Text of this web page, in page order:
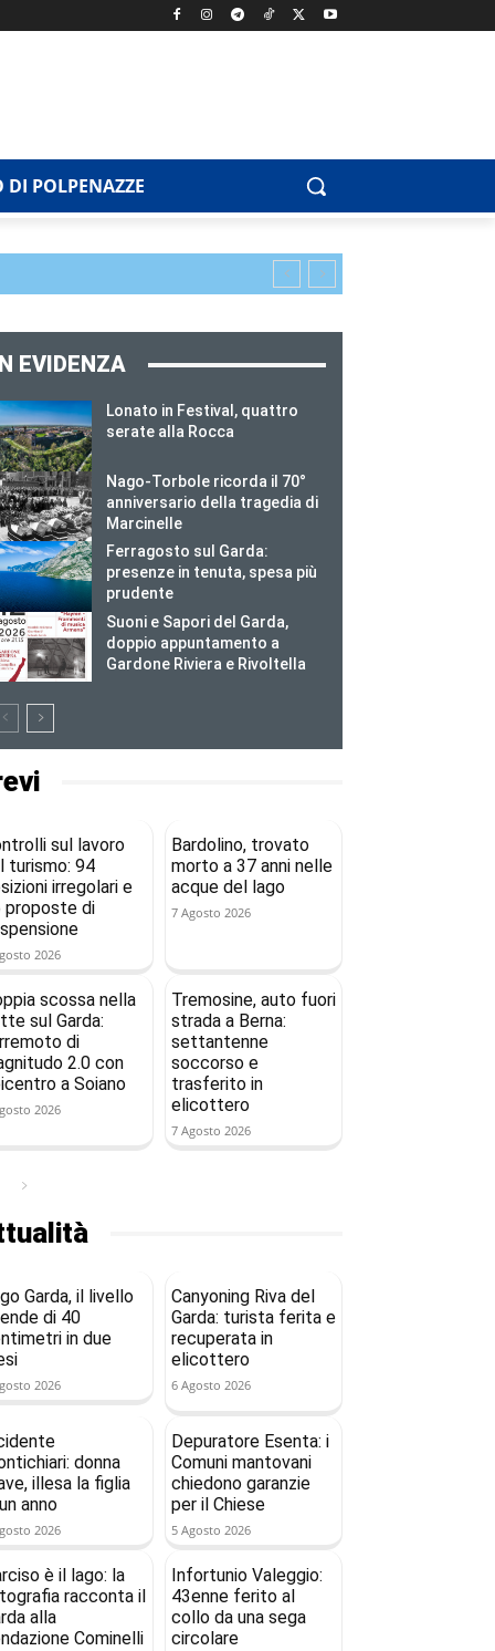
DI POLPENAZZE
EVIDENZA
Lonato in Festival, quattro
serate alla Rocca
Nago-Torbole ricorda il 70°
anniversario della tragedia di
Marcinelle
Ferragosto sul Garda:
presenze in tenuta, spesa più
prudente
Suoni e Sapori del Garda,
doppio appuntamento a
Gardone Riviera e Rivoltella
sul lavoro
turismo: 94
irregolari e
proposte di
2026
Bardolino, trovato
morto a 37 anni nelle
acque del lago
7 Agosto 2026
scossa nella
sul Garda:
di
2.0 con
a Soiano
2026
Tremosine, auto fuori
strada a Berna:
settantenne
soccorso e
trasferito in
elicottero
7 Agosto 2026
Garda, il livello
di 40
in due
2026
Canyoning Riva del
Garda: turista ferita e
recuperata in
elicottero
6 Agosto 2026
donna
illesa la figlia
anno
2026
Depuratore Esenta: i
Comuni mantovani
chiedono garanzie
per il Chiese
5 Agosto 2026
è il lago: la
racconta il
alla
Cominelli
Infortunio Valeggio:
43enne ferito al
collo da una sega
circolare